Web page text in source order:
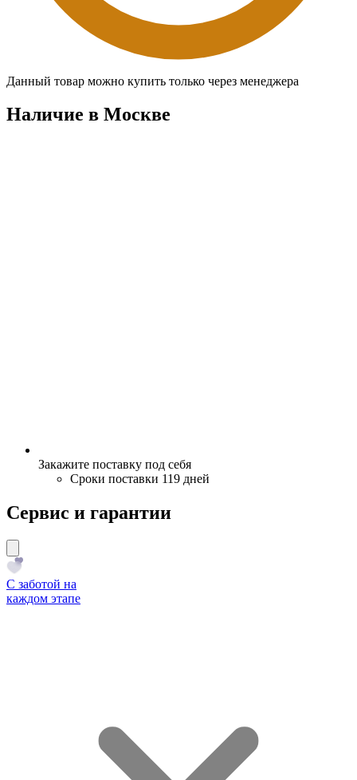
Данный товар можно купить только через менеджера
Наличие в Москвe
Закажите поставку под себя
Сроки поставки 119 дней
Сервис и гарантии
С заботой на
каждом этапе